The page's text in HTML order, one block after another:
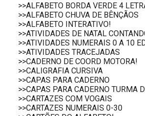
>>ALFABETO BORDA VERDE 4
>>ALFABETO CHUVA DE BÊNÇÃOS
>>ALFABETO INTERATIVO!
>>ATIVIDADES DE NATAL
>>ATIVIDADES NUMERAIS 0 A 10
>>ATIVIDADES TRACEJADAS
>>CADERNO DE COORD MOTORA!
>>CALIGRAFIA CURSIVA
>>CAPAS PARA CADERNO
>>CAPAS PARA CADERNO TURMA
>>CARTAZES COM VOGAIS
>>CARTAZES NUMERAIS 0-30